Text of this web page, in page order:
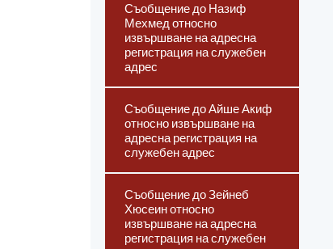
Съобщение до Назиф
Мехмед относно
извършване на адресна
регистрация на служебен
адрес
Съобщение до Айше Акиф
относно извършване на
адресна регистрация на
служебен адрес
Съобщение до Зейнеб
Хюсеин относно
извършване на адресна
регистрация на служебен